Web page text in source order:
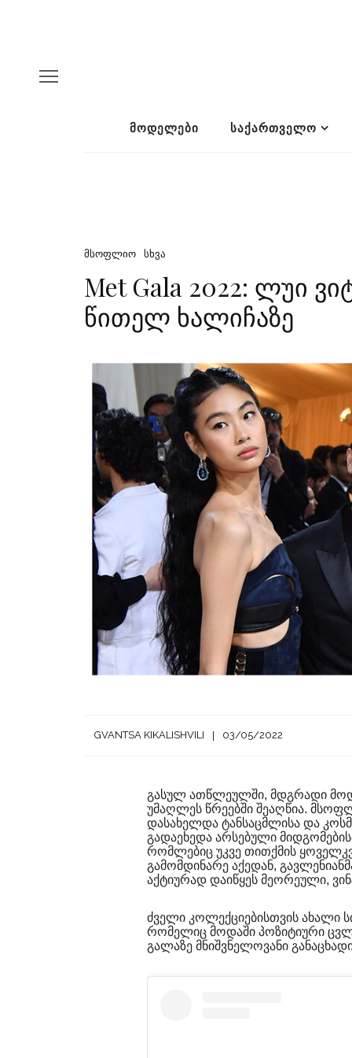
ᲛᲝᲓᲔᲚᲔᲑᲘ ᲡᲐᲥᲐᲠᲗᲕᲔᲚᲝ
ᲛᲡᲝᲤᲚᲘᲝ ᲡᲮᲕᲐ
Met Gala 2022: ლუი
წითელ ხალიჩაზე
GVANTSA KIKALISHVILI 03/05/2022
გასულ ათწლეულში, მდგრადი
უმაღლეს წრეებში შეაღწია.
დასახელდა ტანსაცმლისა და
გადაეხედა არსებული
რომლებიც უკვე თითქმის
გამომდინარე აქედან,
აქტიურად დაიწყეს მეორეული,
ძველი კოლექციებისთვის ახალი
რომელიც მოდაში პოზიტიური
გალაზე მნიშვნელოვანი